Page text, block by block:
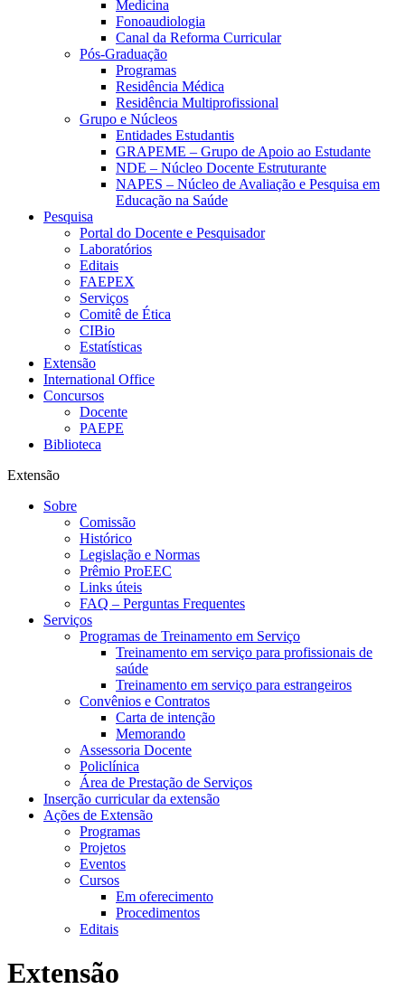
Medicina
Fonoaudiologia
Canal da Reforma Curricular
Pós-Graduação
Programas
Residência Médica
Residência Multiprofissional
Grupo e Núcleos
Entidades Estudantis
GRAPEME – Grupo de Apoio ao Estudante
NDE – Núcleo Docente Estruturante
NAPES – Núcleo de Avaliação e Pesquisa em
Educação na Saúde
Pesquisa
Portal do Docente e Pesquisador
Laboratórios
Editais
FAEPEX
Serviços
Comitê de Ética
CIBio
Estatísticas
Extensão
International Office
Concursos
Docente
PAEPE
Biblioteca
Extensão
Sobre
Comissão
Histórico
Legislação e Normas
Prêmio ProEEC
Links úteis
FAQ – Perguntas Frequentes
Serviços
Programas de Treinamento em Serviço
Treinamento em serviço para profissionais de
saúde
Treinamento em serviço para estrangeiros
Convênios e Contratos
Carta de intenção
Memorando
Assessoria Docente
Policlínica
Área de Prestação de Serviços
Inserção curricular da extensão
Ações de Extensão
Programas
Projetos
Eventos
Cursos
Em oferecimento
Procedimentos
Editais
Extensão